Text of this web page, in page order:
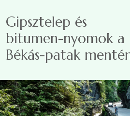
Gipsztelep és
bitumen-nyomok a
Békás-patak